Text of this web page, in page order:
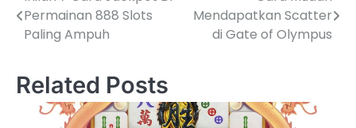
pos
Permainan 888 Slots
Paling Ampuh
Mendapatkan Scatter
di Gate of Olympus
Related Posts